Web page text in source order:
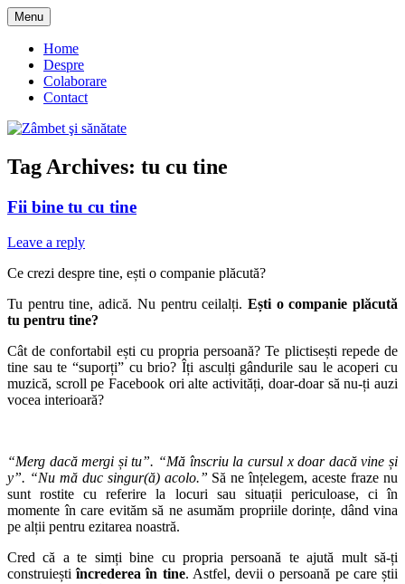
Skip
to
content
Zâmbet şi sănătate
Menu
Home
Despre
Colaborare
Contact
Tag Archives: tu cu tine
Fii bine tu cu tine
Leave a reply
Ce crezi despre tine, ești o companie plăcută?
Tu pentru tine, adică. Nu pentru ceilalți. Ești o companie plăcută
tu pentru tine?
Cât de confortabil ești cu propria persoană? Te plictisești repede de
tine sau te “suporți” cu brio? Îți asculți gândurile sau le acoperi cu
muzică, scroll pe Facebook ori alte activități, doar-doar să nu-ți auzi
vocea interioară?
“Merg dacă mergi și tu”. “Mă înscriu la cursul x doar dacă vine și
y”. “Nu mă duc singur(ă) acolo.” Să ne înțelegem, aceste fraze nu
sunt rostite cu referire la locuri sau situații periculoase, ci în
momente în care evităm să ne asumăm propriile dorințe, dând vina
pe alții pentru ezitarea noastră.
Cred că a te simți bine cu propria persoană te ajută mult să-ți
construieștiîncrederea în tine. Astfel, devii o persoană pe care știi